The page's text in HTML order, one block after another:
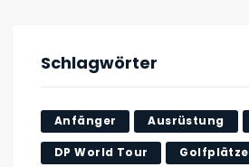
Schlagwörter
Anfänger Ausrüstung
DP World Tour Golfplätze